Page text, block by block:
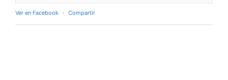
Ver en Facebook · Compartir